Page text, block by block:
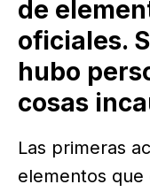
de
oficiales.
hubo
cosas
Las primeras
elementos que